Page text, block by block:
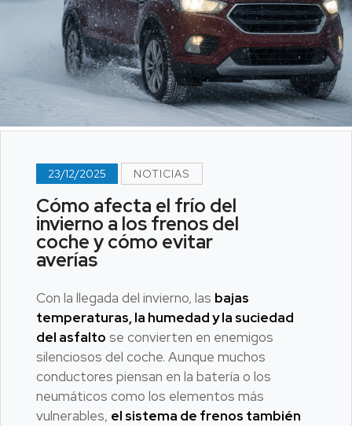
23/12/2025 NOTICIAS
Cómo afecta el frío del
invierno a los frenos del
coche y cómo evitar
averías
Con la llegada del invierno, las bajas
temperaturas, la humedad y la suciedad
del asfalto se convierten en enemigos
silenciosos del coche. Aunque muchos
conductores piensan en la batería o los
neumáticos como los elementos más
vulnerables, el sistema de frenos también